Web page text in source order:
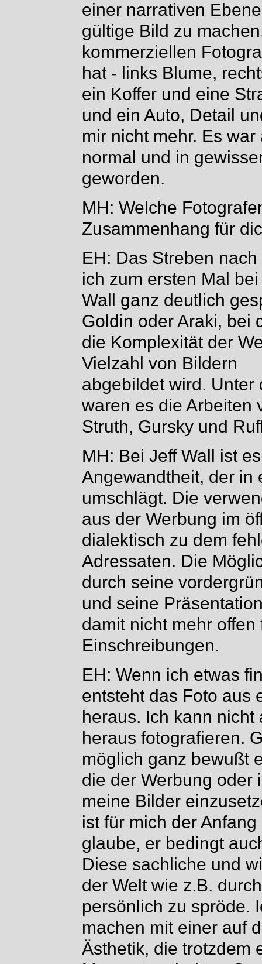
einer narrativen
gültige Bild zu
kommerziellen
hat - links Blume,
ein Koffer und eine
und ein Auto, Detail
mir nicht mehr. Es
normal und in
geworden.
MH: Welche
Zusammenhang für
EH: Das Streben
ich zum ersten Mal bei
Wall ganz deutlich
Goldin oder Araki, bei
die Komplexität der
Vielzahl von Bildern
abgebildet wird. Unter
waren es die Arbeiten
Struth, Gursky und
MH: Bei Jeff Wall ist
Angewandtheit, der in
umschlägt. Die
aus der Werbung im
dialektisch zu dem
Adressaten. Die
durch seine
und seine
damit nicht mehr
Einschreibungen.
EH: Wenn ich etwas
entsteht das Foto aus
heraus. Ich kann
heraus fotografieren.
möglich ganz bewußt
die der Werbung oder
meine Bilder
ist für mich der
glaube, er bedingt
Diese sachliche und
der Welt wie z.B.
persönlich zu spröde.
machen mit einer auf
Ästhetik, die trotzdem